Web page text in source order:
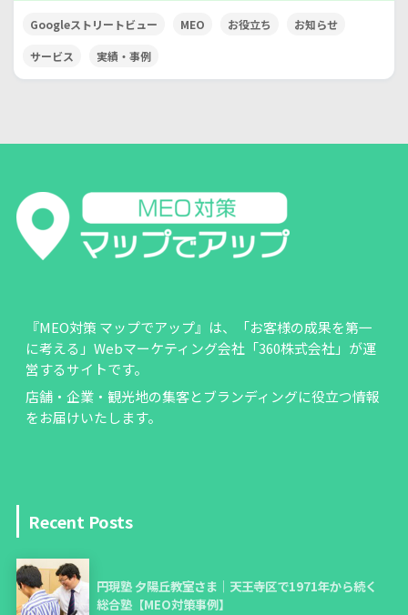
Googleストリートビュー MEO お役立ち お知らせ
サービス 実績・事例
『MEO対策 マップでアップ』は、「お客様の成果を第一
に考える」Webマーケティング会社「360株式会社」が運
営するサイトです。
店舗・企業・観光地の集客とブランディングに役立つ情報
をお届けいたします。
Recent Posts
円現塾 夕陽丘教室さま｜天王寺区で1971年から続く
総合塾【MEO対策事例】